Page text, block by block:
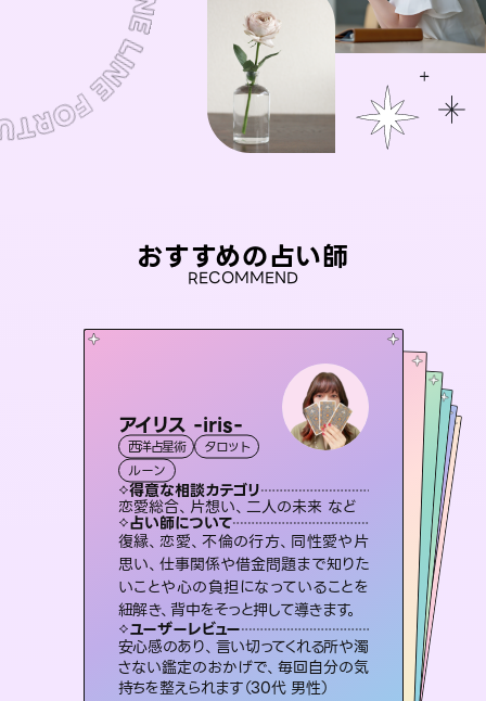
おすすめの占い師
RECOMMEND
アイリス -iris-
西洋占星術
タロット
ルーン
得意な相談カテゴリ
恋愛総合、片想い、二人の未来 など
占い師について
復縁、恋愛、不倫の行方、同性愛や片
思い、仕事関係や借金問題まで知りた
いことや心の負担になっていることを
紐解き、背中をそっと押して導きます。
ユーザーレビュー
安心感のあり、言い切ってくれる所や濁
さない鑑定のおかげで、毎回自分の気
持ちを整えられます（30代 男性）
桃源珠羽（とうげんみう）
霊視・オーラ タロット
スピリチュアル・リーディング
得意な相談カテゴリ
片想い、あの人の気持ち、復縁 など
占い師について
恋愛のお悩みの中でも特に「曖昧な関
係」の相談を得意としており、友達以上
恋人未満なお相手との今後や本音を丁
寧に読み解き恋愛成就へと導きます。
ユーザーレビュー
鑑定していただいてアドバイス通りに行
動すると仲が復活してきました。ありが
とうございました（40代 女性）
セラピスト理恵
霊視・オーラ
スピリチュアル・リーディング
得意な相談カテゴリ
片想い、二人の未来、年の差 など
占い師について
連絡再開、復縁、成就などの報告実績
多数。セラピストとして2万超の施術経
験があるからこそできる鑑定で、より良
い未来をサポートします。
ユーザーレビュー
とても心温まる鑑定でした。しかもこち
らは何も言っていないのに視えていらっ
しゃるんだなと驚きです（30代女性）
彗望（ すいぼう
霊視・オーラ
スピリチュアル・リーディング
得意な相談カテゴリ
片想い、あの人の気持ち、復縁 など
占い師について
3,700年以上の歴史を持つ東洋最古の占術「易占」で詳細まで占い、幸せへ向かう道筋を示します。厳しい結果にも具体的な対策をお伝えします。
ユーザーレビュー
複雑な背景もしっかり聞いて鑑定して
いただけました。気持ちが楽になりまし
た（50代 女性）
未来視師＊花
スピリチュアル・リーディング
得意な相談カテゴリ
出逢い、片想い、復縁 など
占い師について
未来には何パターンもの選択肢があり
ます。不安で視えにくくなっているあな
たの素敵な未来を見つけ、その未来を
選択できるようアドバイスします。
ユーザーレビュー
職場の人の性質や人間関係、本心など
本当によく視えていてびっくり。対策が
打てて前向きになれます（40代）
おう 霊感オラクル
霊視・オーラ
オラクルカード
得意な相談カテゴリ
恋愛総合、あの人の気持ち など
占い師について
霊視×オラクルカードを使って「今」と
「未来」そして「気になるあの人の気持
ち」まで丁寧に読み解き、恋や人生のヒ
ントを優しく引き出します。
ユーザーレビュー
不安な気持ちが嘘みたいに晴れまし
た…！よく視えていらっしゃるんだなと
感じました（40代 女性）